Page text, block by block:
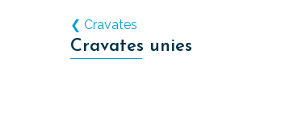
❮ Cravates
Cravates unies